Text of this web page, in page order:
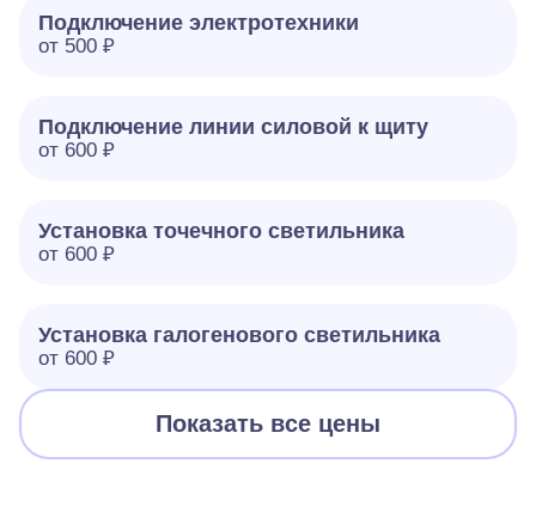
Подключение электротехники
от 500 ₽
Подключение линии силовой к щиту
от 600 ₽
Установка точечного светильника
от 600 ₽
Установка галогенового светильника
от 600 ₽
Показать все цены